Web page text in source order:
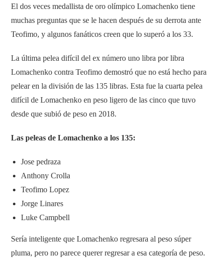
El dos veces medallista de oro olímpico Lomachenko tiene
muchas preguntas que se le hacen después de su derrota ante
Teofimo, y algunos fanáticos creen que lo superó a los 33.
La última pelea difícil del ex número uno libra por libra
Lomachenko contra Teofimo demostró que no está hecho para
pelear en la división de las 135 libras. Esta fue la cuarta pelea
difícil de Lomachenko en peso ligero de las cinco que tuvo
desde que subió de peso en 2018.
Las peleas de Lomachenko a los 135:
Jose pedraza
Anthony Crolla
Teofimo Lopez
Jorge Linares
Luke Campbell
Sería inteligente que Lomachenko regresara al peso súper
pluma, pero no parece querer regresar a esa categoría de peso.